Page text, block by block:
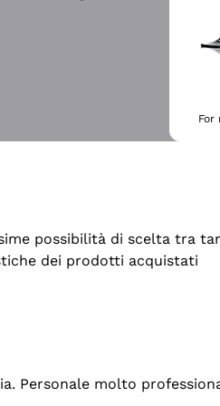
possibilità di scelta tra
dei prodotti acquistati
Personale molto
For